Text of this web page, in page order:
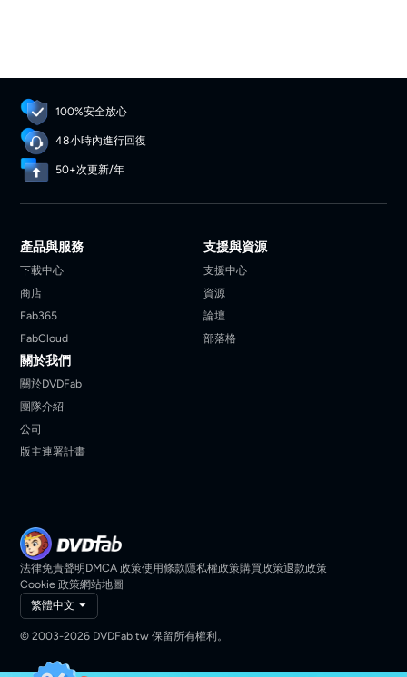
100%安全放心
48小時內進行回復
50+次更新/年
產品與服務
下載中心
商店
Fab365
FabCloud
支援與資源
支援中心
資源
論壇
部落格
關於我們
關於DVDFab
團隊介紹
公司
版主連署計畫
法律免責聲明DMCA 政策使用條款隱私權政策購買政策退款政策
Cookie 政策網站地圖
繁體中文
© 2003-2026 DVDFab.tw 保留所有權利。